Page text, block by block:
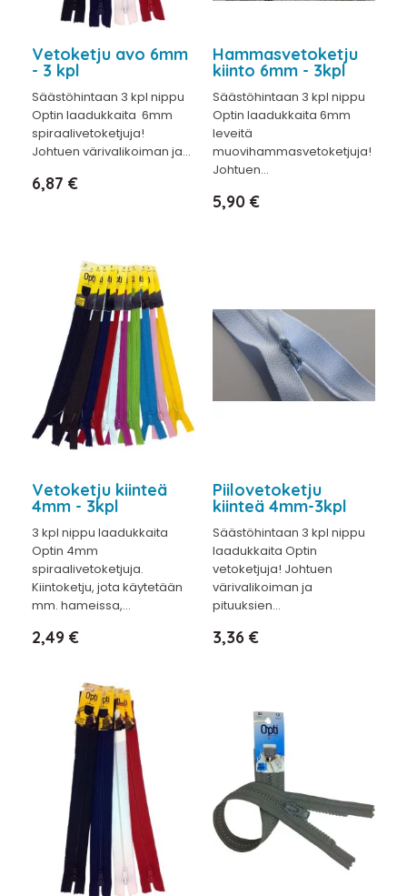
Vetoketju avo 6mm
- 3 kpl
Säästöhintaan 3 kpl nippu
Optin laadukkaita 6mm
spiraalivetoketjuja!
Johtuen värivalikoiman ja...
Hinta
6,87 €
Hammasvetoketju
kiinto 6mm - 3kpl
Säästöhintaan 3 kpl nippu
Optin laadukkaita 6mm
leveitä
muovihammasvetoketjuja!
Johtuen...
Hinta
5,90 €
Vetoketju kiinteä
4mm - 3kpl
3 kpl nippu laadukkaita
Optin 4mm
spiraalivetoketjuja.
Kiintoketju, jota käytetään
mm. hameissa,...
Hinta
2,49 €
Piilovetoketju
kiinteä 4mm-3kpl
Säästöhintaan 3 kpl nippu
laadukkaita Optin
vetoketjuja! Johtuen
värivalikoiman ja
pituuksien...
Hinta
3,36 €